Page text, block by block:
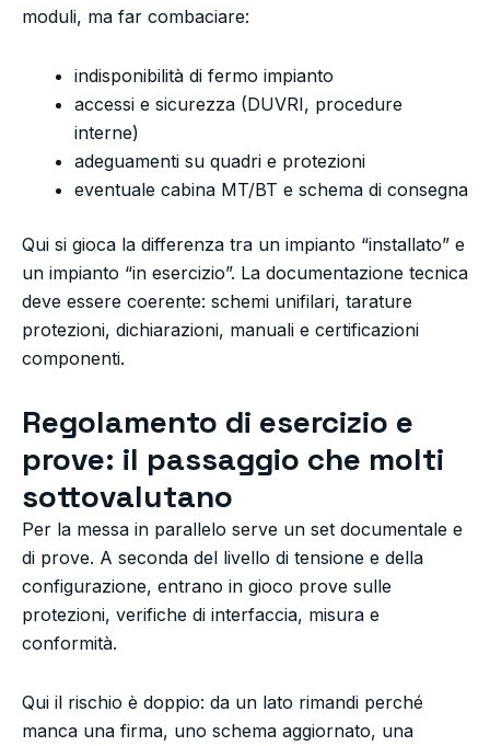
moduli, ma far combaciare:
indisponibilità di fermo impianto
accessi e sicurezza (DUVRI, procedure
interne)
adeguamenti su quadri e protezioni
eventuale cabina MT/BT e schema di consegna
Qui si gioca la differenza tra un impianto “installato” e
un impianto “in esercizio”. La documentazione tecnica
deve essere coerente: schemi unifilari, tarature
protezioni, dichiarazioni, manuali e certificazioni
componenti.
Regolamento di esercizio e
prove: il passaggio che molti
sottovalutano
Per la messa in parallelo serve un set documentale e
di prove. A seconda del livello di tensione e della
configurazione, entrano in gioco prove sulle
protezioni, verifiche di interfaccia, misura e
conformità.
Qui il rischio è doppio: da un lato rimandi perché
manca una firma, uno schema aggiornato, una